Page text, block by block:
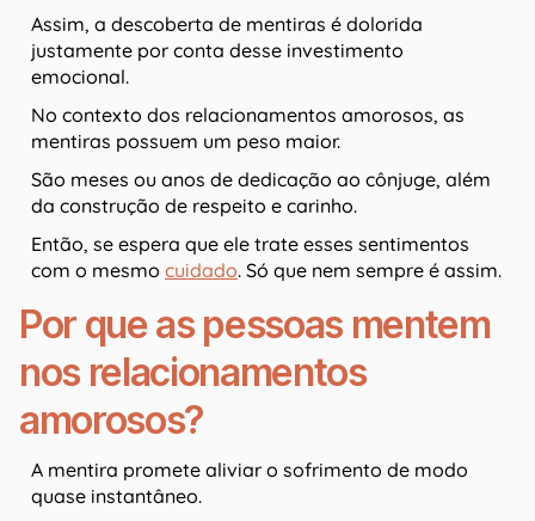
Assim, a descoberta de mentiras é dolorida
justamente por conta desse investimento
emocional.
No contexto dos relacionamentos amorosos, as
mentiras possuem um peso maior.
São meses ou anos de dedicação ao cônjuge, além
da construção de respeito e carinho.
Então, se espera que ele trate esses sentimentos
com o mesmo cuidado. Só que nem sempre é assim.
Por que as pessoas mentem
nos relacionamentos
amorosos?
A mentira promete aliviar o sofrimento de modo
quase instantâneo.